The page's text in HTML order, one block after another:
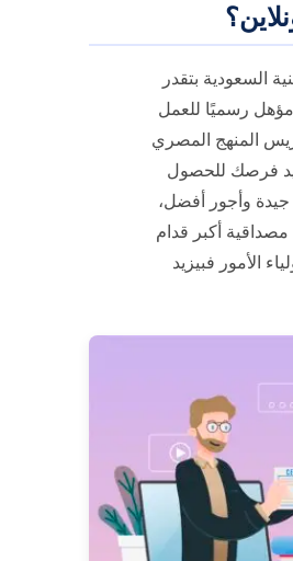
السعودية بتقدر
رسميًا للعمل
المنهج المصري
فرصك للحصول
وأجور أفضل،
أكبر قدام
الأمور فبيزيد